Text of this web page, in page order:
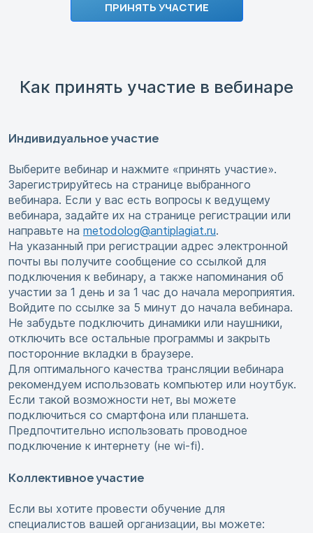
ПРИНЯТЬ УЧАСТИЕ
Как принять участие в вебинаре
Индивидуальное участие
Выберите вебинар и нажмите «принять участие».
Зарегистрируйтесь на странице выбранного
вебинара. Если у вас есть вопросы к ведущему
вебинара, задайте их на странице регистрации или
направьте на metodolog@antiplagiat.ru.
На указанный при регистрации адрес электронной
почты вы получите сообщение со ссылкой для
подключения к вебинару, а также напоминания об
участии за 1 день и за 1 час до начала мероприятия.
Войдите по ссылке за 5 минут до начала вебинара.
Не забудьте подключить динамики или наушники,
отключить все остальные программы и закрыть
посторонние вкладки в браузере.
Для оптимального качества трансляции вебинара
рекомендуем использовать компьютер или ноутбук.
Если такой возможности нет, вы можете
подключиться со смартфона или планшета.
Предпочтительно использовать проводное
подключение к интернету (не wi-fi).
Коллективное участие
Если вы хотите провести обучение для
специалистов вашей организации, вы можете: